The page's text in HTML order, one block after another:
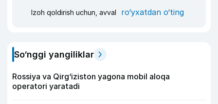
Izoh qoldirish uchun, avval ro‘yxatdan o‘ting
So‘nggi yangiliklar
Rossiya va Qirg‘iziston yagona mobil aloqa
operatori yaratadi